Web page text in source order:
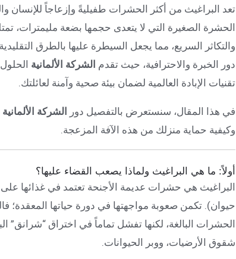
تعد البراغيث من أكثر الحشرات طفيليةً وإزعاجاً للإنسان
الحشرة الصغيرة التي لا يتعدى حجمها بضعة مليمترات،
والتكاثر السريع، مما يجعل السيطرة عليها بالطرق
دور الخبرة والاحترافية، حيث تقدم الشركة الألمانية
تقنيات الإبادة العالمية لضمان بيئة صحية وآمنة لعائلتك.
في هذا المقال، سنستعرض بالتفصيل دور الشركة الألمانية
وكيفية حماية منزلك من هذه الآفة المزعجة.
أولاً: ما هي البراغيث ولماذا يصعب القضاء عليها؟
البراغيث هي حشرات عديمة الأجنحة تعتمد في غذائها
حيوان). تكمن صعوبة مواجهتها في دورة حياتها المعقدة؛
الحشرات البالغة، لكنها تفشل تماماً في اختراق “شرانق”
شقوق الأرضيات، ووبر الحيوانات.